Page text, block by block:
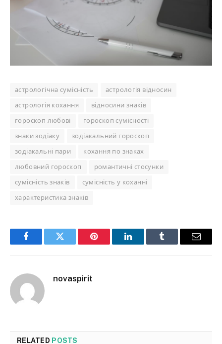
астрологічна сумісність астрологія відносин
астрологія кохання відносини знаків
гороскоп любові гороскоп сумісності
знаки зодіаку зодіакальний гороскоп
зодіакальні пари кохання по знаках
любовний гороскоп романтичні стосунки
сумісність знаків сумісність у коханні
характеристика знаків
FacebookTwitter Pinterest LinkedInTumblr Email
novaspirit
RELATED POSTS